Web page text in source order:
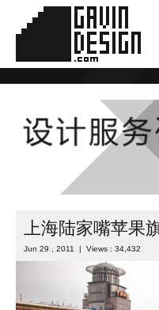
上海陆家嘴苹果
Jun 29 , 2011 | Views : 34,432